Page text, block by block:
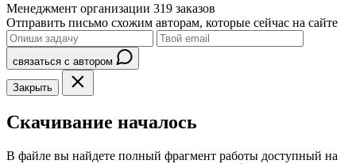
Менеджмент организации 319 заказов
Отправить письмо схожим авторам, которые сейчас на сайте
связаться с автором
Закрыть
Скачивание началось
В файле вы найдете полный фрагмент работы доступный на